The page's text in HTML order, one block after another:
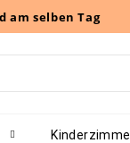
am selben Tag